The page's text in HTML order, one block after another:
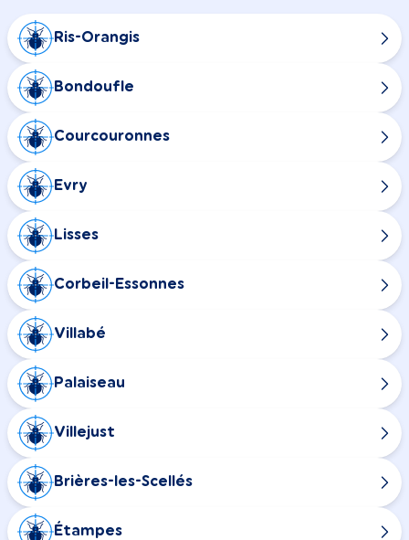
Ris-Orangis
Bondoufle
Courcouronnes
Evry
Lisses
Corbeil-Essonnes
Villabé
Palaiseau
Villejust
Brières-les-Scellés
Étampes